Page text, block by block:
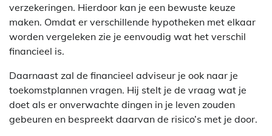
verzekeringen. Hierdoor kan je een bewuste keuze
maken. Omdat er verschillende hypotheken met elkaar
worden vergeleken zie je eenvoudig wat het verschil
financieel is.
Daarnaast zal de financieel adviseur je ook naar je
toekomstplannen vragen. Hij stelt je de vraag wat je
doet als er onverwachte dingen in je leven zouden
gebeuren en bespreekt daarvan de risico’s met je door.